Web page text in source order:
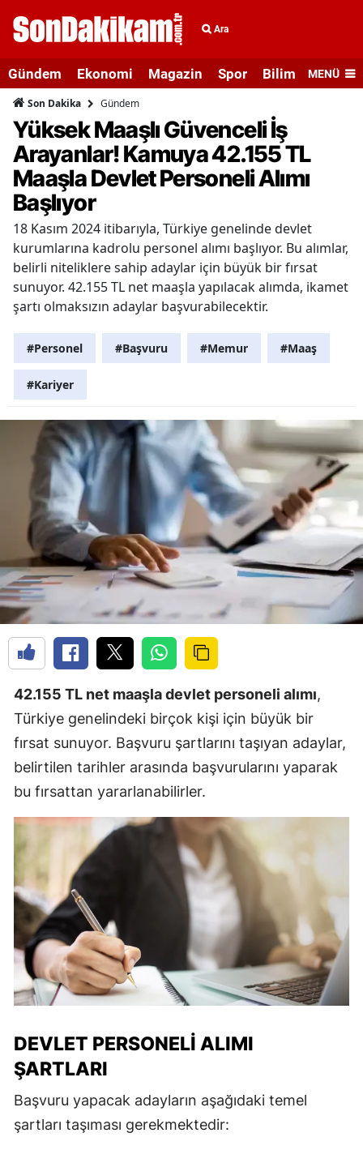
Ara
Gündem Ekonomi Magazin Spor Bilim veMENÜ
Son Dakika Gündem
Yüksek Maaşlı Güvenceli İş
Arayanlar! Kamuya 42.155 TL
Maaşla Devlet Personeli Alımı
Başlıyor
18 Kasım 2024 itibarıyla, Türkiye genelinde devlet
kurumlarına kadrolu personel alımı başlıyor. Bu alımlar,
belirli niteliklere sahip adaylar için büyük bir fırsat
sunuyor. 42.155 TL net maaşla yapılacak alımda, ikamet
şartı olmaksızın adaylar başvurabilecektir.
#Personel #Başvuru #Memur #Maaş
#Kariyer
42.155 TL net maaşla devlet personeli alımı,
Türkiye genelindeki birçok kişi için büyük bir
fırsat sunuyor. Başvuru şartlarını taşıyan adaylar,
belirtilen tarihler arasında başvurularını yaparak
bu fırsattan yararlanabilirler.
DEVLET PERSONELI ALIMI
ŞARTLARI
Başvuru yapacak adayların aşağıdaki temel
şartları taşıması gerekmektedir: